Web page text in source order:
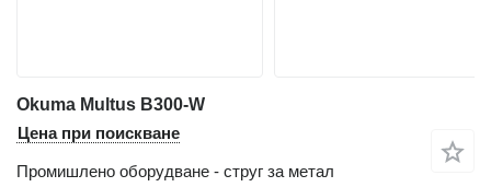
Okuma Multus B300-W
Цена при поискване
Промишлено оборудване - струг за метал